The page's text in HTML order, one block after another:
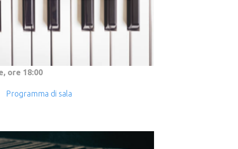
ore 18:00
Programma di sala